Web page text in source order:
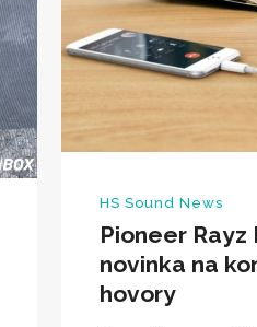
HS Sound News
Pioneer Rayz
novinka na
hovory